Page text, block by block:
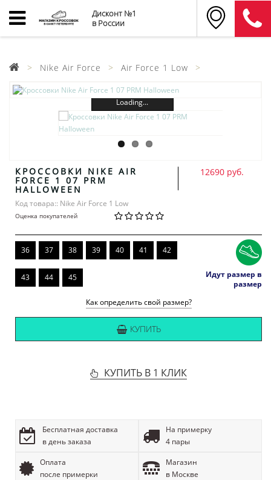
Дисконт №1
в России
Nike Air Force Air Force 1 Low
Loading...
КРОССОВКИ NIKE AIR
FORCE 1 07 PRM
HALLOWEEN
Код товара:: Nike Air Force 1 Low
Оценка покупателей
12690 руб.
36 37 38 39 40 41 42
43 44 45
Идут размер в
размер
Как определить свой размер?
КУПИТЬ
КУПИТЬ В 1 КЛИК
Бесплатная доставка
в день заказа
На примерку
4 пары
Оплата
после примерки
Магазин
в Москве